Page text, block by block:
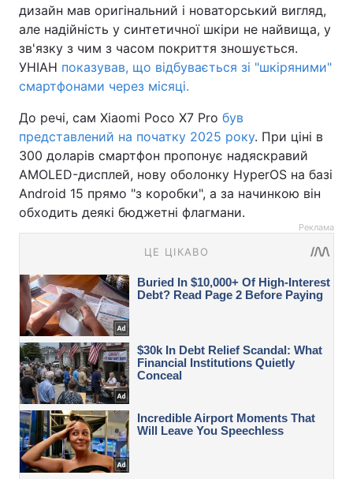
дизайн мав оригінальний і новаторський вигляд,
але надійність у синтетичної шкіри не найвища, у
зв'язку з чим з часом покриття зношується.
УНІАН показував, що відбувається зі "шкіряними"
смартфонами через місяці.
До речі, сам Xiaomi Poco X7 Pro був
представлений на початку 2025 року. При ціні в
300 доларів смартфон пропонує надяскравий
AMOLED-дисплей, нову оболонку HyperOS на базі
Android 15 прямо "з коробки", а за начинкою він
обходить деякі бюджетні флагмани.
Реклама